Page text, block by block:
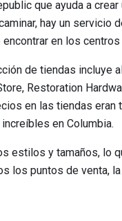
que ayuda a
hay un
en los
de tiendas incluye
Restoration
en las tiendas
en Columbia.
estilos y tamaños, lo
los puntos de venta,